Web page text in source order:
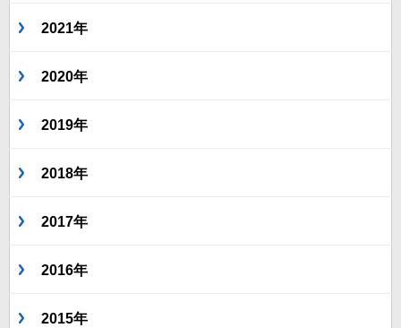
2021年
2020年
2019年
2018年
2017年
2016年
2015年